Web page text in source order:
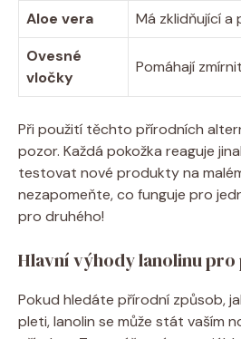
Aloe vera
Má zklidňující a
Ovesné
vločky
Pomáhají
Při použití těchto⁢ přírodních
pozor.⁤ Každá ⁣pokožka reaguje
testovat nové produkty na
nezapomeňte, co funguje pro
pro ‌druhého!
Hlavní výhody lanolinu pro
Pokud hledáte přírodní způsob,
pleti, lanolin se může stát vaším